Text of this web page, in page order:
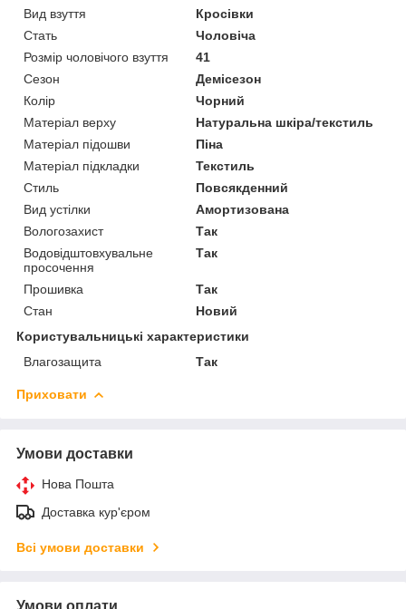
Вид взуття
Кросівки
Стать
Чоловіча
Розмір чоловічого взуття
41
Сезон
Демісезон
Колір
Чорний
Матеріал верху
Натуральна шкіра/текстиль
Матеріал підошви
Піна
Матеріал підкладки
Текстиль
Стиль
Повсякденний
Вид устілки
Амортизована
Вологозахист
Так
Водовідштовхувальне
просочення
Так
Прошивка
Так
Стан
Новий
Користувальницькі характеристики
Влагозащита
Так
Приховати
Умови доставки
Нова Пошта
Доставка кур'єром
Всі умови доставки
Умови оплати